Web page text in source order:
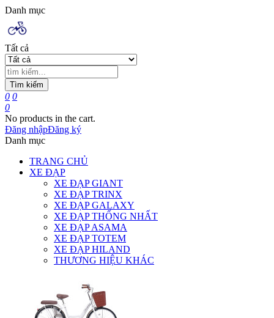
Danh mục
Tất cả
Tìm kiếm
0 0
0
No products in the cart.
Đăng nhậpĐăng ký
Danh mục
TRANG CHỦ
XE ĐẠP
XE ĐẠP GIANT
XE ĐẠP TRINX
XE ĐẠP GALAXY
XE ĐẠP THỐNG NHẤT
XE ĐẠP ASAMA
XE ĐẠP TOTEM
XE ĐẠP HILAND
THƯƠNG HIỆU KHÁC